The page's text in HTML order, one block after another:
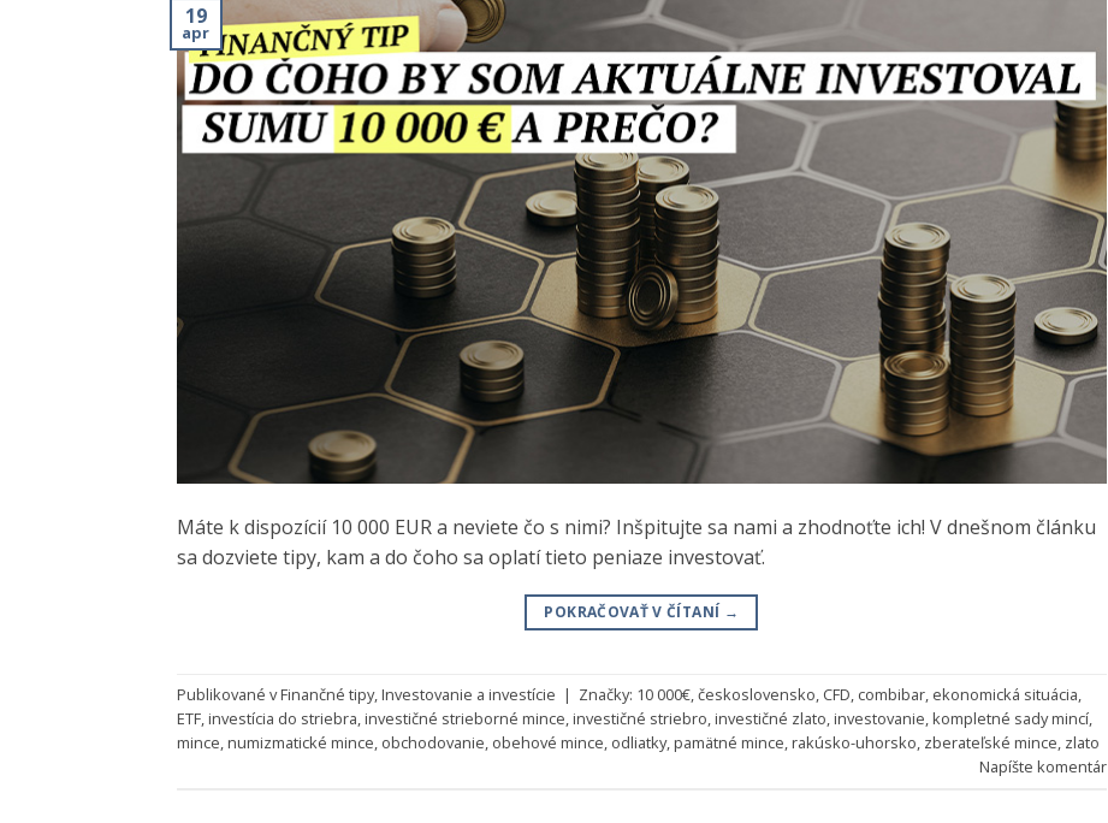
19
apr
Máte k dispozícií 10 000 EUR a neviete čo s nimi? Inšpitujte sa nami a zhodnoťte ich! V dnešnom článku
sa dozviete tipy, kam a do čoho sa oplatí tieto peniaze investovať.
POKRAČOVAŤ V ČÍTANÍ →
Publikované vFinančné tipy,Investovanie a investície | Značky: 10 000€,československo, CFD, combibar, ekonomická situácia,
ETF,investícia do striebra,investičné strieborné mince,investičné striebro,investičné zlato,investovanie,kompletné sady mincí,
mince,numizmatické mince, obchodovanie, obehové mince, odliatky,pamätné mince,rakúsko-uhorsko, zberateľské mince, zlato
Napíšte komentár